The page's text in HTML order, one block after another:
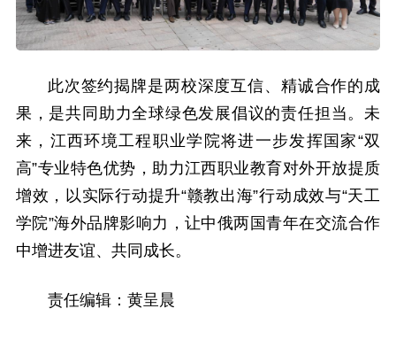
此次签约揭牌是两校深度互信、精诚合作的成
果，是共同助力全球绿色发展倡议的责任担当。未
来，江西环境工程职业学院将进一步发挥国家“双
高”专业特色优势，助力江西职业教育对外开放提质
增效，以实际行动提升“赣教出海”行动成效与“天工
学院”海外品牌影响力，让中俄两国青年在交流合作
中增进友谊、共同成长。
责任编辑：黄呈晨